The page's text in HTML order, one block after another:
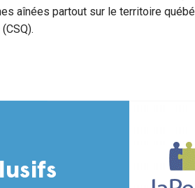
aînées partout sur le territoire